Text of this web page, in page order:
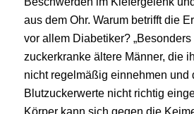
aus dem Ohr. Warum betrifft die
vor allem Diabetiker? „Besonders
zuckerkranke ältere Männer, die
nicht regelmäßig einnehmen und
Blutzuckerwerte nicht richtig
Körper kann sich gegen die